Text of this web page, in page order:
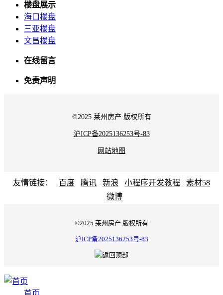
楼盘展示
海口楼盘
三亚楼盘
文昌楼盘
在线留言
免责声明
©2025 莱州房产 版权所有
沪ICP备2025136253号-83
网站地图
友情链接： 百度 腾讯 新浪 小程序开发教程
素材58
微博
©2025 莱州房产 版权所有
沪ICP备2025136253号-83